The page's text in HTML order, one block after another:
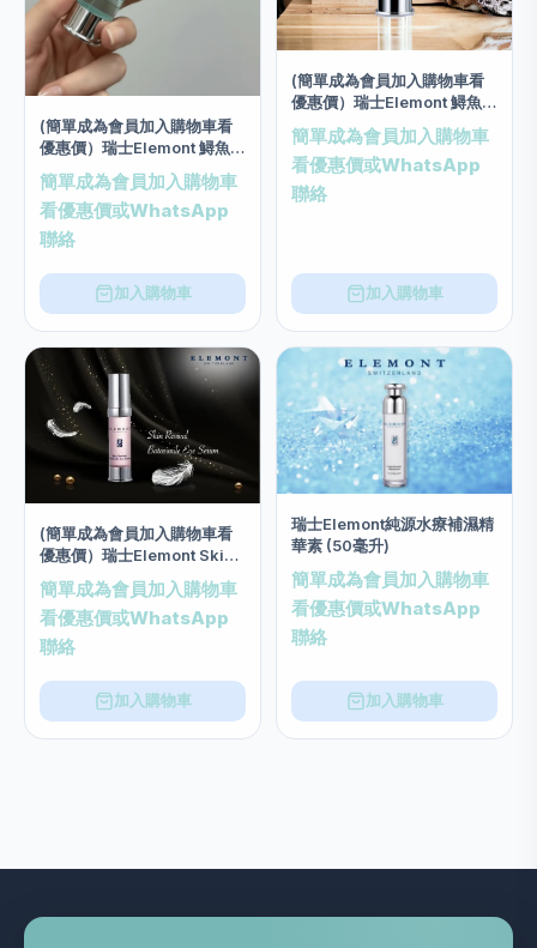
(簡單成為會員加入購物車看
優惠價）瑞士Elemont 鱘魚子
眼部修護精華 20ml
簡單成為會員加入購物車
看優惠價或WhatsApp
聯絡
加入購物車
(簡單成為會員加入購物車看
優惠價）瑞士Elemont 鱘魚子
眼部絲質補濕乳霜 (20毫升)
簡單成為會員加入購物車
看優惠價或WhatsApp
聯絡
加入購物車
(簡單成為會員加入購物車看
優惠價）瑞士Elemont Skin
Revival Botosimile Eye
Serum類肉毒桿菌提拉眼部精
華素(20ml)
簡單成為會員加入購物車
看優惠價或WhatsApp
聯絡
加入購物車
瑞士Elemont純源水療補濕精
華素 (50毫升)
簡單成為會員加入購物車
看優惠價或WhatsApp
聯絡
加入購物車